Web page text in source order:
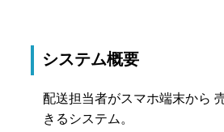
システム概要
配送担当者がスマホ端末から
きるシステム。